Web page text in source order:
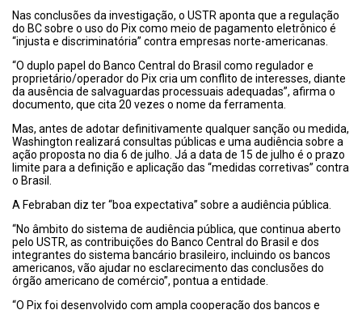
Nas conclusões da investigação, o USTR aponta que a regulação
do BC sobre o uso do Pix como meio de pagamento eletrônico é
“injusta e discriminatória” contra empresas norte-americanas.
“O duplo papel do Banco Central do Brasil como regulador e
proprietário/operador do Pix cria um conflito de interesses, diante
da ausência de salvaguardas processuais adequadas”, afirma o
documento, que cita 20 vezes o nome da ferramenta.
Mas, antes de adotar definitivamente qualquer sanção ou medida,
Washington realizará consultas públicas e uma audiência sobre a
ação proposta no dia 6 de julho. Já a data de 15 de julho é o prazo
limite para a definição e aplicação das “medidas corretivas” contra
o Brasil.
A Febraban diz ter “boa expectativa” sobre a audiência pública.
“No âmbito do sistema de audiência pública, que continua aberto
pelo USTR, as contribuições do Banco Central do Brasil e dos
integrantes do sistema bancário brasileiro, incluindo os bancos
americanos, vão ajudar no esclarecimento das conclusões do
órgão americano de comércio”, pontua a entidade.
“O Pix foi desenvolvido com ampla cooperação dos bancos e